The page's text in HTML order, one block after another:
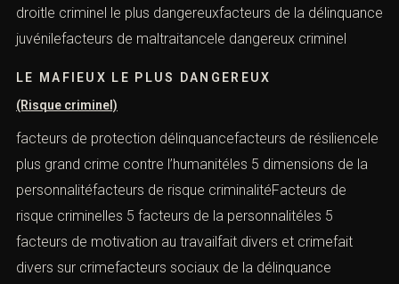
droitle criminel le plus dangereuxfacteurs de la délinquance
juvénilefacteurs de maltraitancele dangereux criminel
LE MAFIEUX LE PLUS DANGEREUX
(Risque criminel)
facteurs de protection délinquancefacteurs de résiliencele
plus grand crime contre l’humanitéles 5 dimensions de la
personnalitéfacteurs de risque criminalitéFacteurs de
risque criminelles 5 facteurs de la personnalitéles 5
facteurs de motivation au travailfait divers et crimefait
divers sur crimefacteurs sociaux de la délinquance